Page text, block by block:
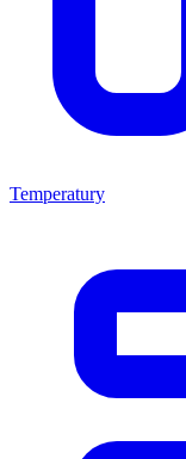
Temperatury